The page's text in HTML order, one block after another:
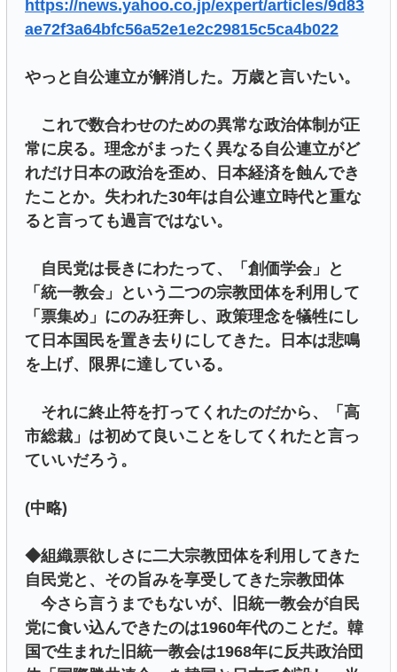
https://news.yahoo.co.jp/expert/articles/9d83
ae72f3a64bfc56a52e1e2c29815c5ca4b022
やっと自公連立が解消した。万歳と言いたい。
これで数合わせのための異常な政治体制が正
常に戻る。理念がまったく異なる自公連立がど
れだけ日本の政治を歪め、日本経済を蝕んでき
たことか。失われた30年は自公連立時代と重な
ると言っても過言ではない。
自民党は長きにわたって、「創価学会」と
「統一教会」という二つの宗教団体を利用して
「票集め」にのみ狂奔し、政策理念を犠牲にし
て日本国民を置き去りにしてきた。日本は悲鳴
を上げ、限界に達している。
それに終止符を打ってくれたのだから、「高
市総裁」は初めて良いことをしてくれたと言っ
ていいだろう。
(中略)
◆組織票欲しさに二大宗教団体を利用してきた
自民党と、その旨みを享受してきた宗教団体
今さら言うまでもないが、旧統一教会が自民
党に食い込んできたのは1960年代のことだ。韓
国で生まれた旧統一教会は1968年に反共政治団